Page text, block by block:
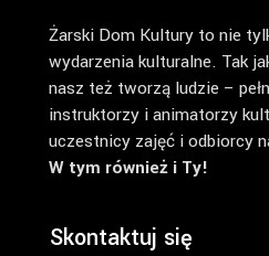
Żarski Dom Kultury to nie
wydarzenia kulturalne. Tak
nasz też tworzą ludzie –
instruktorzy i animatorzy
uczestnicy zajęć i odbiorcy
W tym również i Ty!
Skontaktuj się